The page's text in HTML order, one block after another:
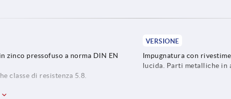
zinco pressofuso a norma DIN EN
classe di resistenza 5.8.
VERSIONE
Impugnatura con
lucida. Parti metalliche in